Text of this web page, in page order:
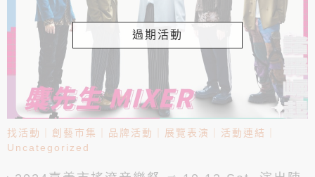
過期活動
找活動 創藝市集 品牌活動 展覽表演 活動連結
Uncategorized